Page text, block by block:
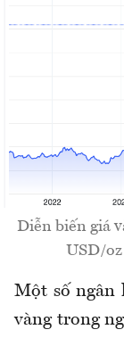
Diễn biến giá
USD/
Một số ngân
vàng trong